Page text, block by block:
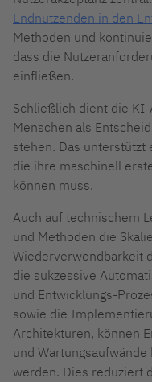
Endnutzenden in den
Methoden und
dass die
einfließen.
Schließlich dient die
Menschen als
stehen. Das unterstützt
die ihre maschinell
können muss.
Auch auf technischem
und Methoden die
Wiederverwendbarkeit
die sukzessive
und Entwicklungs-
sowie die
Architekturen, können
und
werden. Dies reduziert